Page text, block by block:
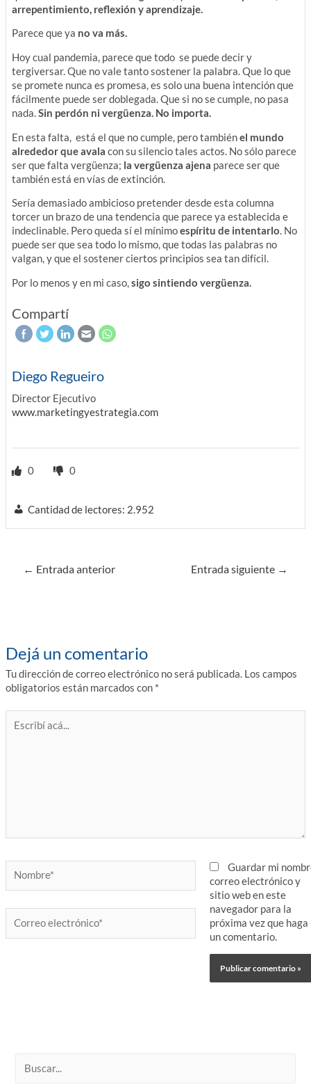
arrepentimiento, reflexión y aprendizaje.
Parece que ya no va más.
Hoy cual pandemia, parece que todo se puede decir y
tergiversar. Que no vale tanto sostener la palabra. Que lo que
se promete nunca es promesa, es solo una buena intención que
fácilmente puede ser doblegada. Que si no se cumple, no pasa
nada.Sin perdón ni vergüenza. No importa.
En esta falta, está el que no cumple, pero tambiénel mundo
alrededor que avala con su silencio tales actos. No sólo parece
ser que falta vergüenza; la vergüenza ajena parece ser que
también está en vías de extinción.
Sería demasiado ambicioso pretender desde esta columna
torcer un brazo de una tendencia que parece ya establecida e
indeclinable. Pero queda sí el mínimoespíritu de intentarlo. No
puede ser que sea todo lo mismo, que todas las palabras no
valgan, y que el sostener ciertos principios sea tan difícil.
Por lo menos y en mi caso,sigo sintiendo vergüenza.
Compartí
Diego Regueiro
Director Ejecutivo
www.marketingyestrategia.com
0 0
Cantidad de lectores: 2.952
← Entrada anterior Entrada siguiente →
Dejá un comentario
Tu dirección de correo electrónico no será publicada. Los campos
obligatorios están marcados con *
acá...
electrónico*
Guardar mi
correo electrónico y
sitio web en este
navegador para la
próxima vez que haga
un comentario.